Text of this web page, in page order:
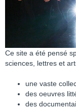
Ce site a été pensé
sciences, lettres et
une vaste
des oeuvres
des